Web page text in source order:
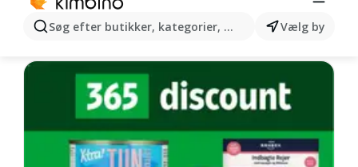
Søg efter butikker, kategorier, produkter...Vælg by
Netto Bov Rema 1000